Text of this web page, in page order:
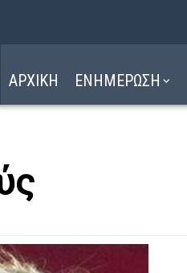
ΑΡΧΙΚΗ ΕΝΗΜΕΡΩΣΗ